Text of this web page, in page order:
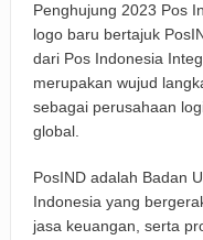
Penghujung 2023 Pos
logo baru bertajuk
dari Pos Indonesia
merupakan wujud
sebagai perusahaan
global.
PosIND adalah Badan
Indonesia yang
jasa keuangan, serta